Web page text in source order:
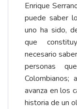
Enrique
puede saber
uno ha sido,
que
necesario
personas
avanza en los
historia de un